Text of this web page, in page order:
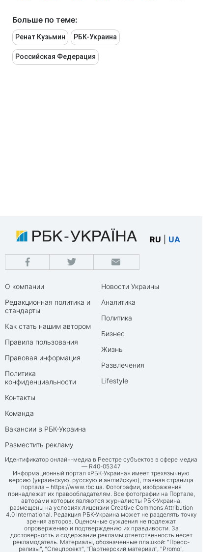
Больше по теме:
Ренат Кузьмин РБК-Украина
Российская Федерация
RU UA
О компании
Редакционная политика и
стандарты
Как стать нашим автором
Правила пользования
Правовая информация
Политика
конфиденциальности
Контакты
Команда
Вакансии в РБК-Украина
Разместить рекламу
Новости Украины
Аналитика
Политика
Бизнес
Жизнь
Развлечения
Lifestyle
Идентификатор онлайн-медиа в Реестре субъектов в сфере медиа
— R40-05347
Информационный портал «РБК-Украина» имеет трехязычную
версию (украинскую, русскую и английскую), главная страница
портала – https://www.rbc.ua. Фотографии, изображения
принадлежат их правообладателям. Все фотографии на Портале,
авторами которых являются журналисты РБК-Украина,
размещены на условиях лицензии Creative Commons Attribution
4.0 International. Редакция РБК-Украина может не разделять точку
зрения авторов. Оценочные суждения не подлежат
опровержению и подтверждению их правдивости. За
достоверность и содержание рекламы ответственность несет
рекламодатель. Материалы, обозначенные плашкой: "Пресс-
релизы", "Спецпроект", "Партнерский материал", "Promo",